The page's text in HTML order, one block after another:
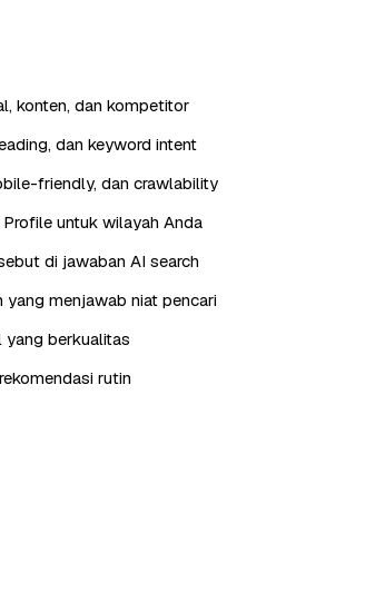
konten, dan kompetitor
dan keyword intent
friendly, dan crawlability
untuk wilayah Anda
di jawaban AI search
menjawab niat pencari
yang berkualitas
rutin